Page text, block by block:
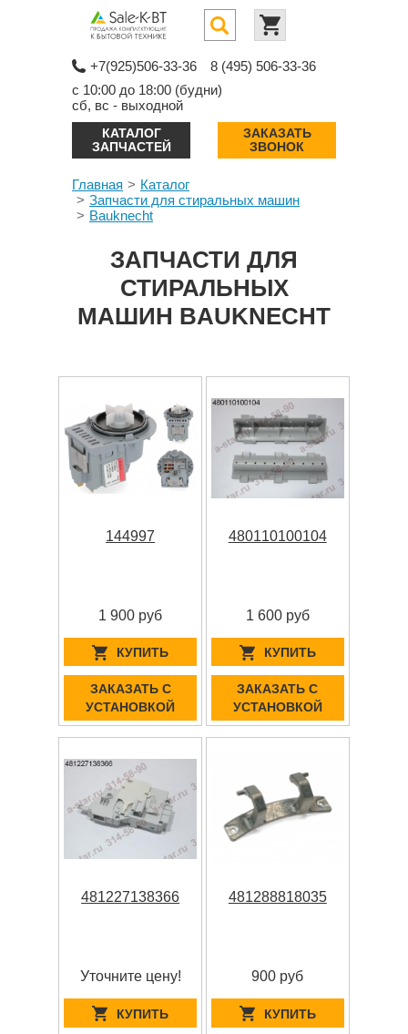
+7(925)506-33-36
8 (495) 506-33-36
с 10:00 до 18:00 (будни)
сб, вс - выходной
КАТАЛОГ
ЗАПЧАСТЕЙ
ЗАКАЗАТЬ
ЗВОНОК
Главная
Каталог
Запчасти для стиральных машин
Bauknecht
ЗАПЧАСТИ ДЛЯ
СТИРАЛЬНЫХ
МАШИН BAUKNECHT
144997
1 900 руб
КУПИТЬ
ЗАКАЗАТЬ С
УСТАНОВКОЙ
480110100104
1 600 руб
КУПИТЬ
ЗАКАЗАТЬ С
УСТАНОВКОЙ
481227138366
Уточните цену!
КУПИТЬ
481288818035
900 руб
КУПИТЬ